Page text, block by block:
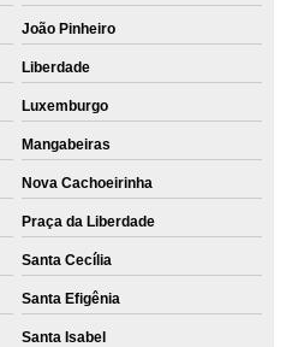
João Pinheiro
Liberdade
Luxemburgo
Mangabeiras
Nova Cachoeirinha
Praça da Liberdade
Santa Cecília
Santa Efigênia
Santa Isabel